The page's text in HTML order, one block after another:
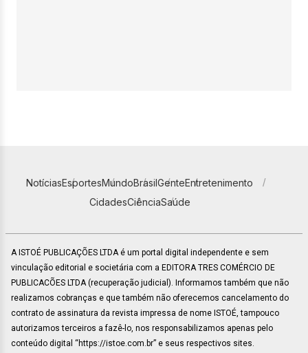
NotíciasEsportesMundoBrasilGenteEntretenimento
CidadesCiênciaSaúde
A ISTOÉ PUBLICAÇÕES LTDA é um portal digital independente e sem
vinculação editorial e societária com a EDITORA TRES COMÉRCIO DE
PUBLICACÕES LTDA (recuperação judicial). Informamos também que não
realizamos cobranças e que também não oferecemos cancelamento do
contrato de assinatura da revista impressa de nome ISTOÉ, tampouco
autorizamos terceiros a fazê-lo, nos responsabilizamos apenas pelo
conteúdo digital “https://istoe.com.br” e seus respectivos sites.